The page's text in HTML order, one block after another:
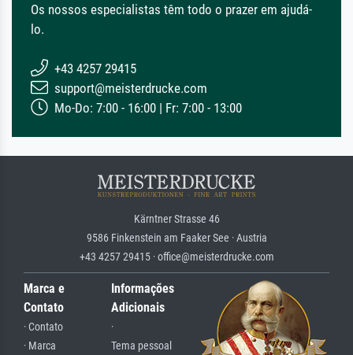
Os nossos especialistas têm todo o prazer em ajudá-
lo.
+43 4257 29415
support@meisterdrucke.com
Mo-Do: 7:00 - 16:00 | Fr: 7:00 - 13:00
Kärntner Strasse 46
9586 Finkenstein am Faaker See · Austria
+43 4257 29415 · office@meisterdrucke.com
Marca e
Contato
· Contato
· Marca
Informações
Adicionais
·
Tema pessoal